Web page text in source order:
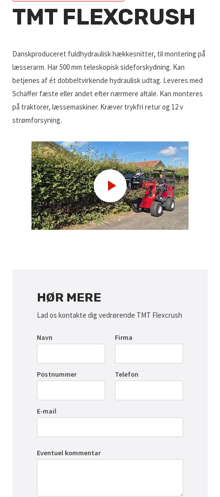
TMT FLEXCRUSH
Danskproduceret fuldhydraulisk hækkesnitter, til montering på
læsserarm. Har 500 mm teleskopisk sideforskydning. Kan
betjenes af ét dobbeltvirkende hydraulisk udtag. Leveres med
Schäffer fæste eller andet efter nærmere aftale. Kan monteres
på traktorer, læssemaskiner. Kræver trykfri retur og 12 v
strømforsyning.
HØR MERE
Lad os kontakte dig vedrørende TMT Flexcrush
Navn Firma
Postnummer Telefon
E-mail
Eventuel kommentar